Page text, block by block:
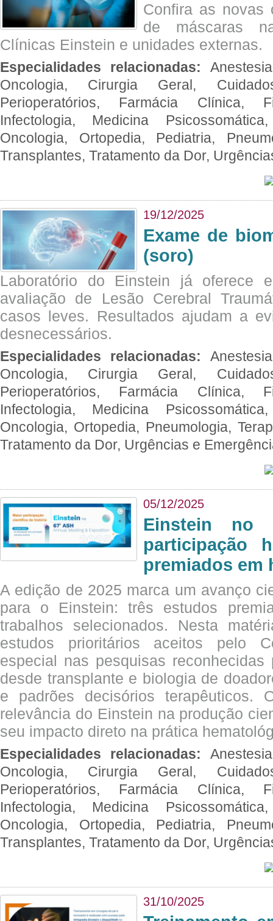
Confira as novas
de máscaras
Clínicas Einstein e unidades externas.
Especialidades relacionadas:
Oncologia, Cirurgia Geral,
Perioperatórios, Farmácia Clínica,
Infectologia, Medicina
Oncologia, Ortopedia, Pediatria,
Transplantes, Tratamento da Dor,
19/12/2025
Exame de
(soro)
Laboratório do Einstein já oferece
avaliação de Lesão Cerebral
casos leves. Resultados ajudam a
desnecessários.
Especialidades relacionadas:
Oncologia, Cirurgia Geral,
Perioperatórios, Farmácia Clínica,
Infectologia, Medicina
Oncologia, Ortopedia, Pneumologia,
Tratamento da Dor, Urgências e
05/12/2025
Einstein no
participação
premiados em
A edição de 2025 marca um avanço
para o Einstein: três estudos
trabalhos selecionados. Nesta
estudos prioritários aceitos pelo
especial nas pesquisas
desde transplante e biologia de
e padrões decisórios terapêuticos.
relevância do Einstein na produção
seu impacto direto na prática
Especialidades relacionadas:
Oncologia, Cirurgia Geral,
Perioperatórios, Farmácia Clínica,
Infectologia, Medicina
Oncologia, Ortopedia, Pediatria,
Transplantes, Tratamento da Dor,
31/10/2025